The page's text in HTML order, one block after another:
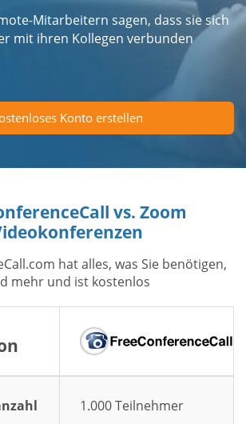
Mitarbeitern sagen, dass sie sich
mit ihren Kollegen verbunden
Konto erstellen
vs. Zoom
hat alles, was Sie benötigen,
mehr und ist kostenlos
1.000 Teilnehmer